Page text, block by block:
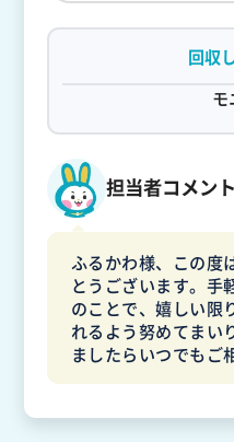
回収
モ
担当者コメント
ふるかわ様、この度
とうございます。手
のことで、嬉しい限
れるよう努めてまい
ましたらいつでもご